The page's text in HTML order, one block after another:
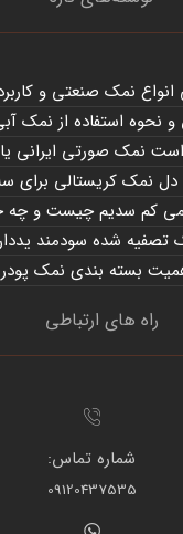
انواع نمک صنعتی و
نحوه استفاده از نمک
است نمک صورتی ایرانی
نمک کریستالی برای
کم سدیم چیست و چه
تصفیه شده سودمند
بسته بندی نمک
راه های ارتباطی
شماره تماس:
09120437535